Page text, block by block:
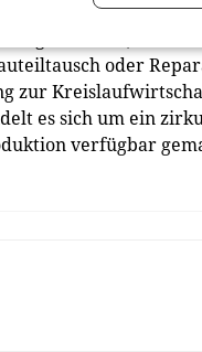
Breitenwirkung
gewinnen“, so
oder
zur
es sich um ein
verfügbar